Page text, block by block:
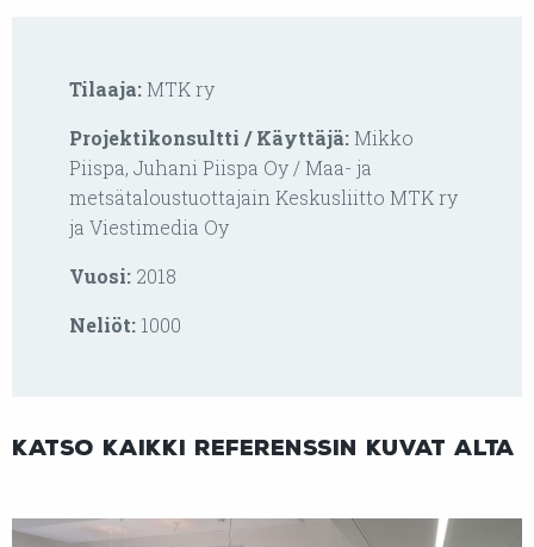
Tilaaja:MTK ry
Projektikonsultti / Käyttäjä:Mikko
Piispa, Juhani Piispa Oy / Maa- ja
metsätaloustuottajain Keskusliitto MTK ry
ja Viestimedia Oy
Vuosi: 2018
Neliöt: 1000
Katso kaikki referenssin kuvat alta